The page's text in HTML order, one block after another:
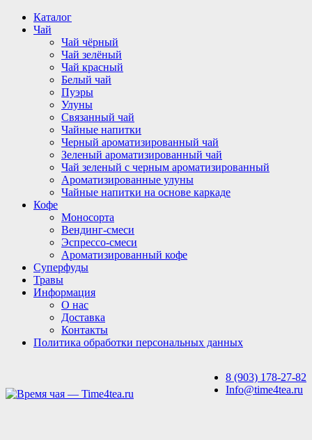
Перейти
содержимому
Каталог
Чай
Чай чёрный
Чай зелёный
Чай красный
Белый чай
Пуэры
Улуны
Связанный чай
Чайные напитки
Черный ароматизированный чай
Зеленый ароматизированный чай
Чай зеленый с черным ароматизированный
Ароматизированные улуны
Чайные напитки на основе каркаде
Кофе
Моносорта
Вендинг-смеси
Эспрессо-смеси
Ароматизированный кофе
Суперфуды
Травы
Информация
О нас
Доставка
Контакты
Политика обработки персональных данных
8 (903) 178-27-82
Info@time4tea.ru